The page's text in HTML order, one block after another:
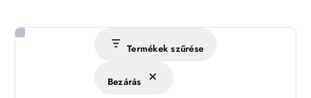
Termékek szűrése
Bezárás